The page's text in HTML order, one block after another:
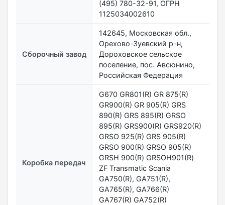
(495) 780-32-91, ОГРН
1125034002610
Сборочный завод
142645, Московская обл.,
Орехово-Зуевский р-н,
Дороховское сельское
поселение, пос. Авсюнино,
Российская Федерация
Коробка передач
G670 GR801(R) GR 875(R)
GR900(R) GR 905(R) GRS
890(R) GRS 895(R) GRSO
895(R) GRS900(R) GRS920(R)
GRSO 925(R) GRS 905(R)
GRSO 900(R) GRSO 905(R)
GRSН 900(R) GRSОН901(R)
ZF Transmatic Scania
GA750(R), GA751(R),
GA765(R), GA766(R)
GA767(R) GA752(R)